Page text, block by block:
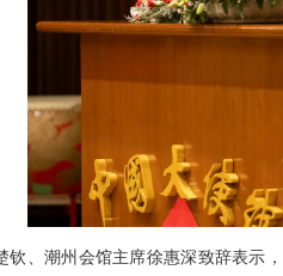
钦、潮州会馆主席徐惠深致辞表示